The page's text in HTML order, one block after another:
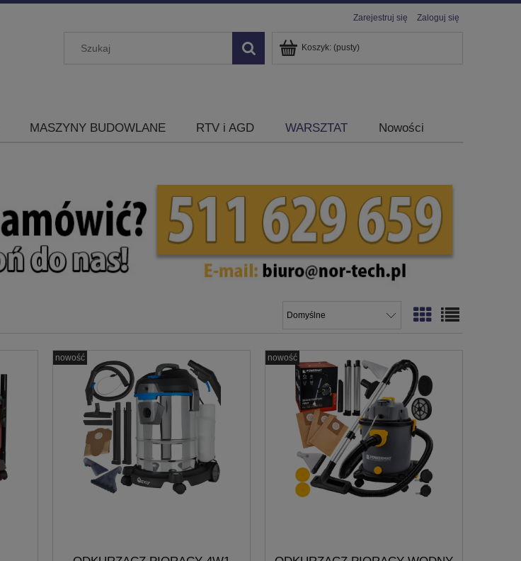
Zarejestruj się Zaloguj się
Koszyk: (pusty)
MASZYNY BUDOWLANE RTV i AGD WARSZTAT Nowości
nowość nowość